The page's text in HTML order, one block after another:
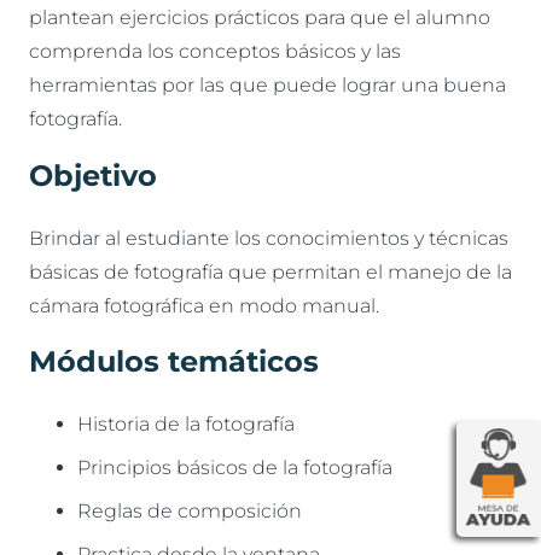
plantean ejercicios prácticos para que el alumno
comprenda los conceptos básicos y las
herramientas por las que puede lograr una buena
fotografía.
Objetivo
Brindar al estudiante los conocimientos y técnicas
básicas de fotografía que permitan el manejo de la
cámara fotográfica en modo manual.
Módulos temáticos
Historia de la fotografía
Principios básicos de la fotografía
Reglas de composición